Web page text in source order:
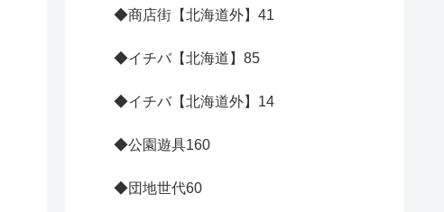
◆商店街【北海道外】 41
◆イチバ【北海道】 85
◆イチバ【北海道外】 14
◆公園遊具160
◆団地世代60